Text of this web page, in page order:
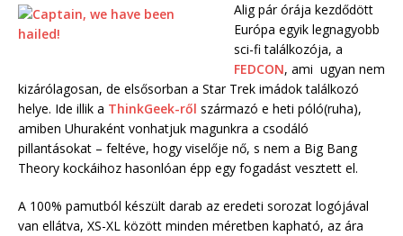
Alig pár órája kezdődött
Európa egyik legnagyobb
sci-fi találkozója, a
FEDCON, ami ugyan nem
kizárólagosan, de elsősorban a Star Trek imádok találkozó
helye. Ide illik a ThinkGeek-ről származó e heti póló(ruha),
amiben Uhuraként vonhatjuk magunkra a csodáló
pillantásokat – feltéve, hogy viselője nő, s nem a Big Bang
Theory kockáihoz hasonlóan épp egy fogadást vesztett el.
A 100% pamutból készült darab az eredeti sorozat logójával
van ellátva, XS-XL között minden méretben kapható, az ára